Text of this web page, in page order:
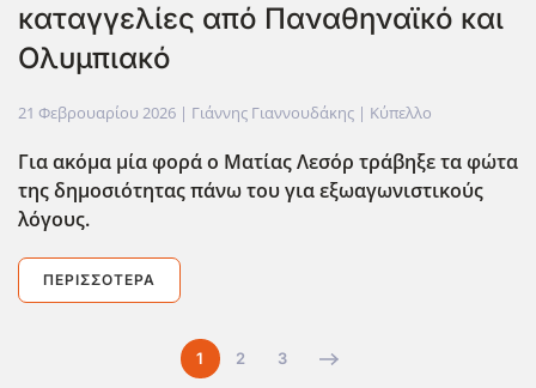
καταγγελίες από Παναθηναϊκό και
Ολυμπιακό
21 Φεβρουαρίου 2026 | Γιάννης Γιαννουδάκης | Κύπελλο
Για ακόμα μία φορά ο Ματίας Λεσόρ τράβηξε τα φώτα
της δημοσιότητας πάνω του για εξωαγωνιστικούς
λόγους.
ΠΕΡΙΣΣΌΤΕΡΑ
1 2 3